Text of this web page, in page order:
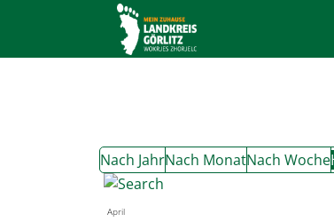
Nach JahrNach MonatNach Woche